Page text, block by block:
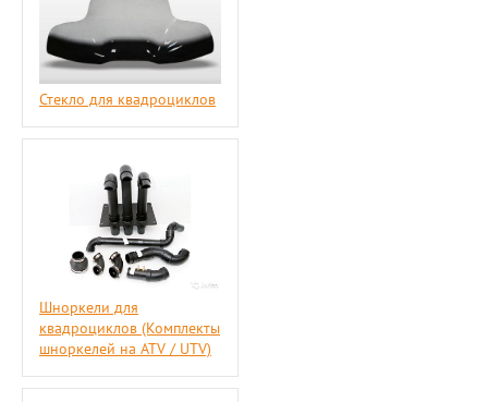
Стекло для квадроциклов
Шноркели для
квадроциклов (Комплекты
шноркелей на ATV / UTV)